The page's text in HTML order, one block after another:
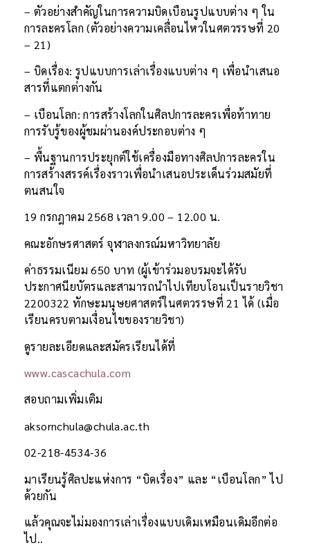
– ตัวอย่างสำคัญในการความบิดเบือนรูปแบบต่าง ๆ ใน
การละครโลก (ตัวอย่างความเคลื่อนไหวในศตวรรษที่ 20
– 21)
– บิดเรื่อง: รูปแบบการเล่าเรื่องแบบต่าง ๆ เพื่อนำเสนอ
สารที่แตกต่างกัน
– เบือนโลก: การสร้างโลกในศิลปการละครเพื่อท้าทาย
การรับรู้ของผู้ชมผ่านองค์ประกอบต่าง ๆ
– พื้นฐานการประยุกต์ใช้เครื่องมือทางศิลปการละครใน
การสร้างสรรค์เรื่องราวเพื่อนำเสนอประเด็นร่วมสมัยที่
ตนสนใจ
19 กรกฎาคม 2568 เวลา 9.00 – 12.00 น.
คณะอักษรศาสตร์ จุฬาลงกรณ์มหาวิทยาลัย
ค่าธรรมเนียม 650 บาท (ผู้เข้าร่วมอบรมจะได้รับ
ประกาศนียบัตรและสามารถนำไปเทียบโอนเป็นรายวิชา
2200322 ทักษะมนุษยศาสตร์ในศตวรรษที่ 21 ได้ (เมื่อ
เรียนครบตามเงื่อนไขของรายวิชา)
ดูรายละเอียดและสมัครเรียนได้ที่
www.cascachula.com
สอบถามเพิ่มเติม
aksornchula@chula.ac.th
02-218-4534-36
มาเรียนรู้ศิลปะแห่งการ “บิดเรื่อง” และ “เบือนโลก” ไป
ด้วยกัน
แล้วคุณจะไม่มองการเล่าเรื่องแบบเดิมเหมือนเดิมอีกต่อ
ไป..